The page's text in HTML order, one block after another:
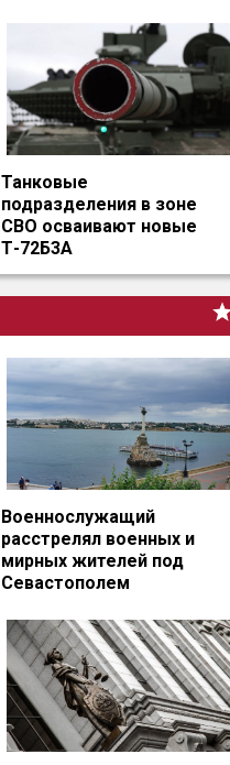
Танковые
подразделения в зоне
СВО осваивают новые
Т-72Б3А
Военнослужащий
расстрелял военных и
мирных жителей под
Севастополем